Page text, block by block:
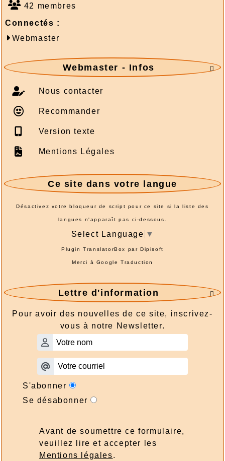
42 membres
Connectés :
Webmaster

Webmaster - Infos
Nous contacter
Recommander
Version texte
Mentions Légales
Ce site dans votre langue
Désactivez votre bloqueur de script pour ce site si la liste des
langues n'apparaît pas ci-dessous.
Select Language ▼
Plugin TranslatorBox parDipisoft
Merci à Google Traduction

Lettre d'information
Pour avoir des nouvelles de ce site, inscrivez-
vous à notre Newsletter.
S'abonner
Se désabonner
Avant de soumettre ce formulaire,
veuillez lire et accepter les
Mentions légales.